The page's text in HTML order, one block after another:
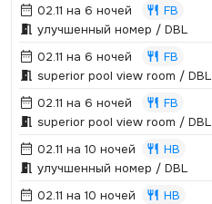
02.11 на 6 ночей
FB
улучшенный номер / DBL
02.11 на 6 ночей
FB
superior pool view room / DBL
02.11 на 6 ночей
FB
superior pool view room / DBL
02.11 на 10 ночей
HB
улучшенный номер / DBL
02.11 на 10 ночей
HB